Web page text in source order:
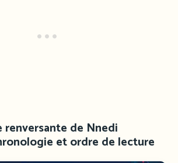
renversante de Nnedi
et ordre de lecture